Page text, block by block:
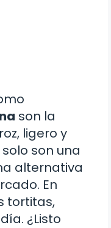
son la
ligero y
son una
alternativa
En
tortitas,
¿Listo